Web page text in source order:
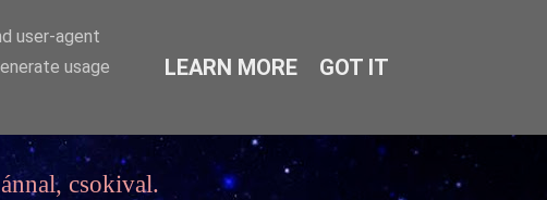
csokival.
user-agent
usage
LEARN MORE GOT IT